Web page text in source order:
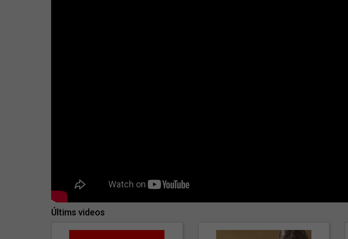
Últims videos